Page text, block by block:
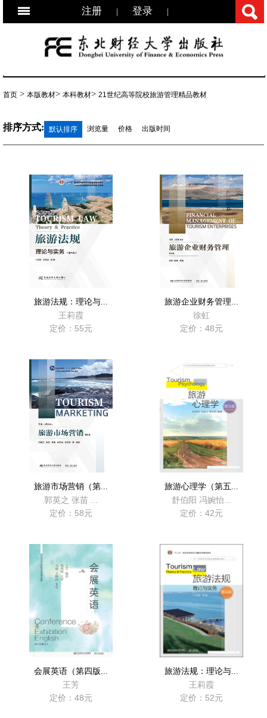
注册 登录
首页 > 本版教材> 本科教材> 21世纪高等院校旅游管理精品教材
排序方式: 默认排序 浏览量 价格 出版时间
旅游法规：理论与...
王莉霞
定价：55元
旅游企业财务管理...
徐虹
定价：48元
旅游市场营销（第...
郭英之 张苗 ...
定价：58元
旅游心理学（第五...
舒伯阳 冯婉怡...
定价：42元
会展英语（第四版...
王芳
定价：48元
旅游法规：理论与...
王莉霞
定价：52元